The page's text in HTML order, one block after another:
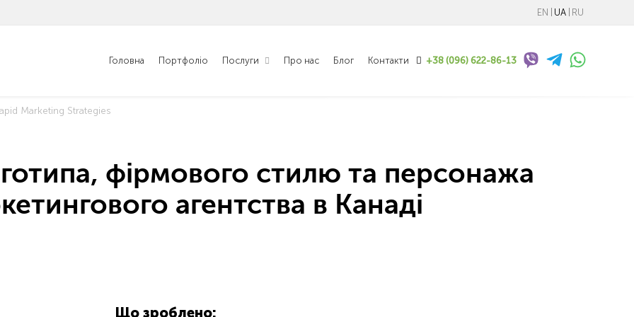
EN UA RU
Головна Портфоліо Послуги Про нас Блог Контакти +38 (096) 622-86-13
Marketing Strategies
фірмового стилю та персонажа
агентства в Канаді
Що зроблено: